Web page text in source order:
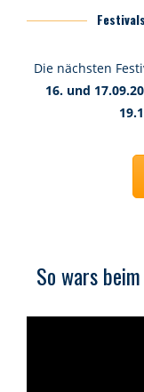
Die nächsten
16. und
So wars